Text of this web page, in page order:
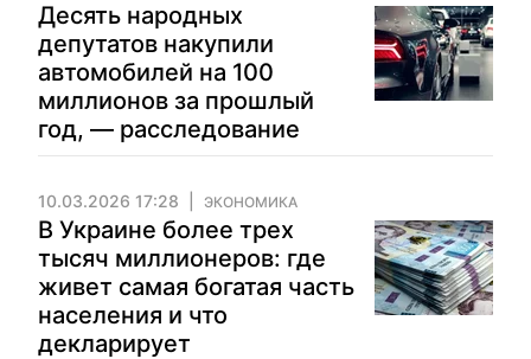
Десять народных
депутатов накупили
автомобилей на 100
миллионов за прошлый
год, — расследование
10.03.2026 17:28 ЭКОНОМИКА
В Украине более трех
тысяч миллионеров: где
живет самая богатая часть
населения и что
декларирует